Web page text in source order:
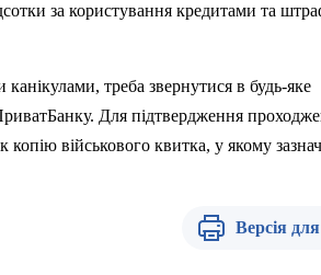
за користування кредитами та
треба звернутися в будь-яке
Для підтвердження
копію військового квитка, у якому
Версія